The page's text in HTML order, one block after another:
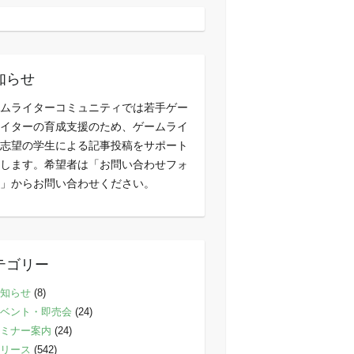
らせ
ライターコミュニティでは若手ゲー
ターの育成支援のため、ゲームライ
望の学生による記事投稿をサポート
ます。希望者は「お問い合わせフォ
からお問い合わせください。
ゴリー
らせ(8)
ント・即売会 (24)
ナー案内 (24)
ース (542)